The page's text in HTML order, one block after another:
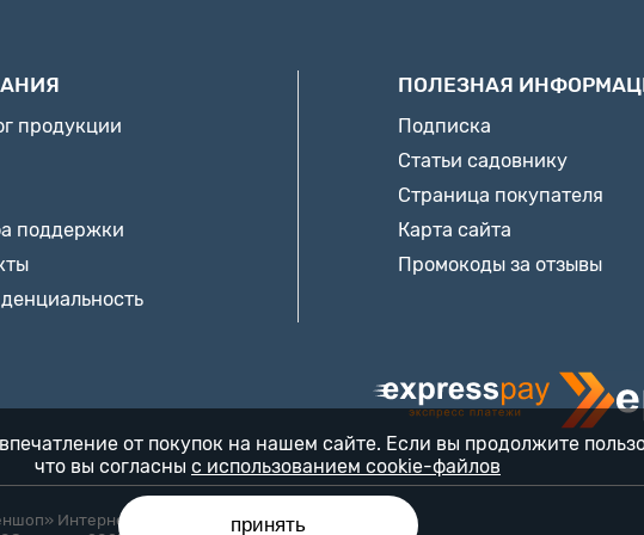
продукции
поддержки
ПОЛЕЗНАЯ
Подписка
Статьи садовнику
Страница покупателя
Карта сайта
Промокоды за отзывы
Интернет-магазин «БЕККЕР™» 24/7
от покупок на нашем сайте. Если вы продолжите
что вы согласны с использованием cookie-файлов
принять